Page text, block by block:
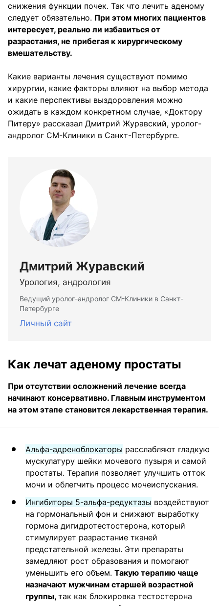
снижения функции почек. Так что лечить аденому
следует обязательно. При этом многих пациентов
интересует, реально ли избавиться от
разрастания, не прибегая к хирургическому
вмешательству.
Какие варианты лечения существуют помимо
хирургии, какие факторы влияют на выбор метода
и какие перспективы выздоровления можно
ожидать в каждом конкретном случае, «Доктору
Питеру» рассказал Дмитрий Журавский, уролог-
андролог СМ-Клиники в Санкт-Петербурге.
Дмитрий Журавский
Урология, андрология
Ведущий уролог-андролог СМ-Клиники в Санкт-
Петербурге
Личный сайт
Как лечат аденому простаты
При отсутствии осложнений лечение всегда
начинают консервативно. Главным инструментом
на этом этапе становится лекарственная терапия.
Альфа-адреноблокаторы расслабляют гладкую
мускулатуру шейки мочевого пузыря и самой
простаты. Терапия позволяет улучшить отток
мочи и облегчить процесс мочеиспускания.
Ингибиторы 5-альфа-редуктазы воздействуют
на гормональный фон и снижают выработку
гормона дигидротестостерона, который
стимулирует разрастание тканей
предстательной железы. Эти препараты
замедляют рост образования и помогают
уменьшить его объем. Такую терапию чаще
назначают мужчинам старшей возрастной
группы, так как блокировка тестостерона